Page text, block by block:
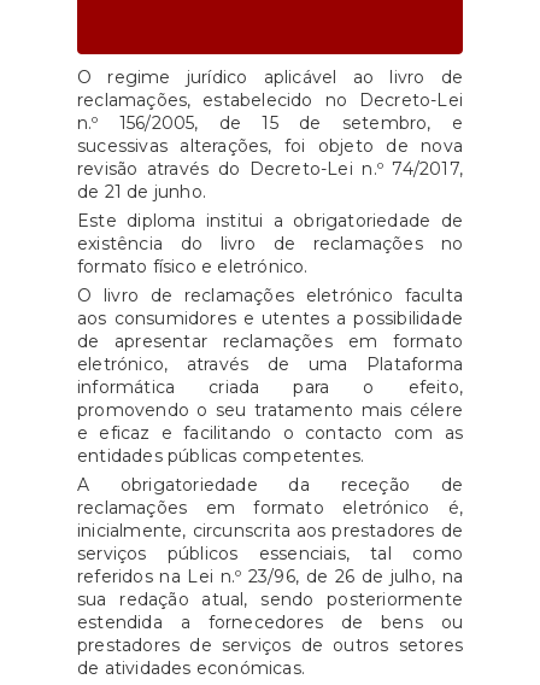
O regime jurídico aplicável ao livro de
reclamações, estabelecido no Decreto-Lei
n.º 156/2005, de 15 de setembro, e
sucessivas alterações, foi objeto de nova
revisão através do Decreto-Lei n.º 74/2017,
de 21 de junho.
Este diploma institui a obrigatoriedade de
existência do livro de reclamações no
formato físico e eletrónico.
O livro de reclamações eletrónico faculta
aos consumidores e utentes a possibilidade
de apresentar reclamações em formato
eletrónico, através de uma Plataforma
informática criada para o efeito,
promovendo o seu tratamento mais célere
e eficaz e facilitando o contacto com as
entidades públicas competentes.
A obrigatoriedade da receção de
reclamações em formato eletrónico é,
inicialmente, circunscrita aos prestadores de
serviços públicos essenciais, tal como
referidos na Lei n.º 23/96, de 26 de julho, na
sua redação atual, sendo posteriormente
estendida a fornecedores de bens ou
prestadores de serviços de outros setores
de atividades económicas.